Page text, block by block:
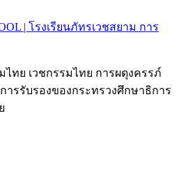
ทย เวชกรรมไทย การผดุงครรภ์
ารรับรองของกระทรวงศึกษาธิการ